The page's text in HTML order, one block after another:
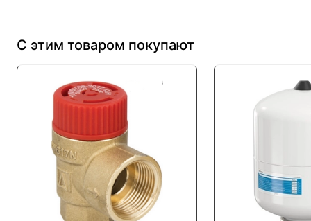
С этим товаром покупают